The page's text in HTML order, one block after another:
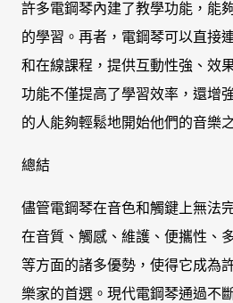
許多電鋼琴內建了教學功能，能
的學習。再者，電鋼琴可以直接
和在線課程，提供互動性強、效
功能不僅提高了學習效率，還增
的人能夠輕鬆地開始他們的音樂
總結
儘管電鋼琴在音色和觸鍵上無法
在音質、觸感、維護、便攜性、
等方面的諸多優勢，使得它成為
樂家的首選。現代電鋼琴通過不